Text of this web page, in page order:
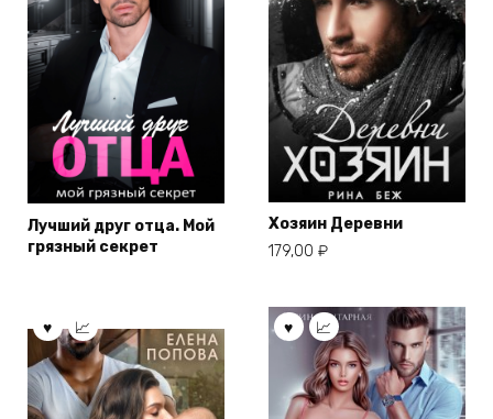
Лучший друг отца. Мой
грязный секрет
Хозяин Деревни
179,00 ₽